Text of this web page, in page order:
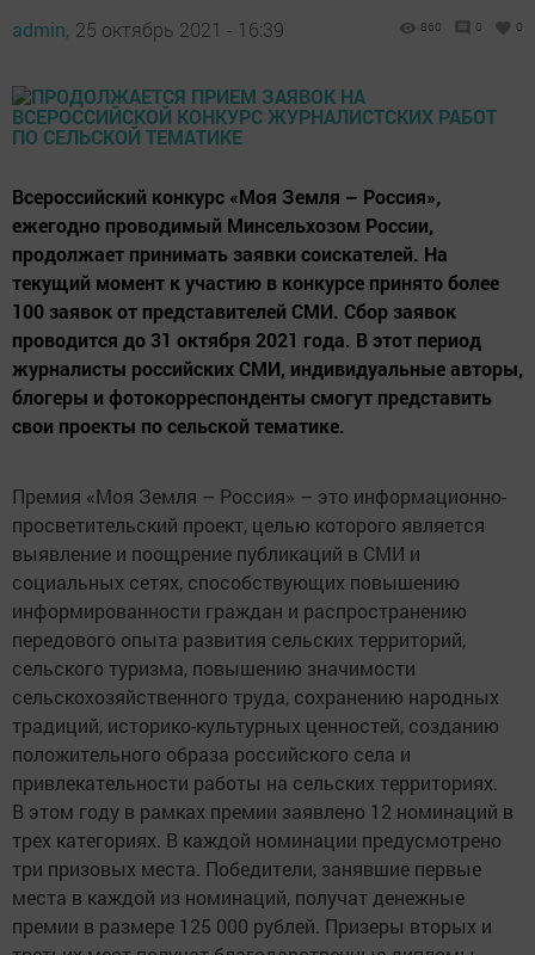
admin, 25 октябрь 2021 - 16:39 860 0 0
Всероссийский конкурс «Моя Земля – Россия»,
ежегодно проводимый Минсельхозом России,
продолжает принимать заявки соискателей. На
текущий момент к участию в конкурсе принято более
100 заявок от представителей СМИ. Сбор заявок
проводится до 31 октября 2021 года. В этот период
журналисты российских СМИ, индивидуальные авторы,
блогеры и фотокорреспонденты смогут представить
свои проекты по сельской тематике.
Премия «Моя Земля – Россия» – это информационно-
просветительский проект, целью которого является
выявление и поощрение публикаций в СМИ и
социальных сетях, способствующих повышению
информированности граждан и распространению
передового опыта развития сельских территорий,
сельского туризма, повышению значимости
сельскохозяйственного труда, сохранению народных
традиций, историко-культурных ценностей, созданию
положительного образа российского села и
привлекательности работы на сельских территориях.
В этом году в рамках премии заявлено 12 номинаций в
трех категориях. В каждой номинации предусмотрено
три призовых места. Победители, занявшие первые
места в каждой из номинаций, получат денежные
премии в размере 125 000 рублей. Призеры вторых и